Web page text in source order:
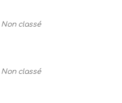
Non classé
Non classé